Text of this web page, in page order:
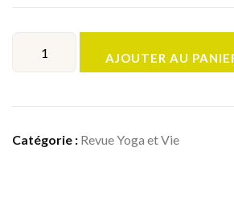
AJOUTER AU
Catégorie : Revue Yoga et Vie